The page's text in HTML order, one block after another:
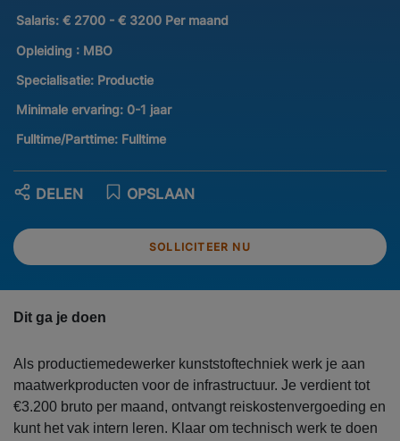
Salaris: € 2700 - € 3200 Per maand
Opleiding : MBO
Specialisatie: Productie
Minimale ervaring: 0-1 jaar
Fulltime/Parttime: Fulltime
SOLLICITEER NU
OPSLAAN
DELEN
Dit ga je doen
Als productiemedewerker kunststoftechniek werk je aan
maatwerkproducten voor de infrastructuur. Je verdient tot
€3.200 bruto per maand, ontvangt reiskostenvergoeding en
kunt het vak intern leren. Klaar om technisch werk te doen